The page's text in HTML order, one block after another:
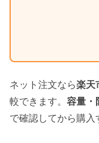
ネット注文なら楽天
較できます。 容量・
で確認してから購入